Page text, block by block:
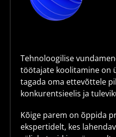
Tehnoloogilise
töötajate koolitamine on
tagada oma ettevõttele
konkurentsieelis ja
Kõige parem on õppida
ekspertidelt, kes